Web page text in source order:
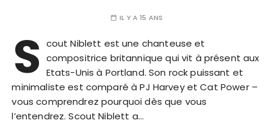
IL Y A 15 ANS
S cout Niblett est une chanteuse et
compositrice britannique qui vit à présent aux
Etats-Unis à Portland. Son rock puissant et
minimaliste est comparé à PJ Harvey et Cat Power –
vous comprendrez pourquoi dès que vous
l’entendrez. Scout Niblett a…